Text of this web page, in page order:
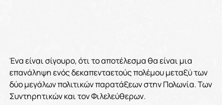
Ένα είναι σίγουρο, ότι το αποτέλεσμα θα είναι μια
επανάληψη ενός δεκαπενταετούς πολέμου μεταξύ των
δύο μεγάλων πολιτικών παρατάξεων στην Πολωνία. Των
Συντηρητικών και τον Φιλελεύθερων.